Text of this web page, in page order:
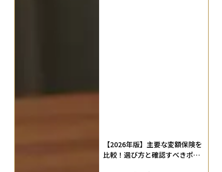
【2026年版】主要な変額保険を
比較！選び方と確認すべきポイ